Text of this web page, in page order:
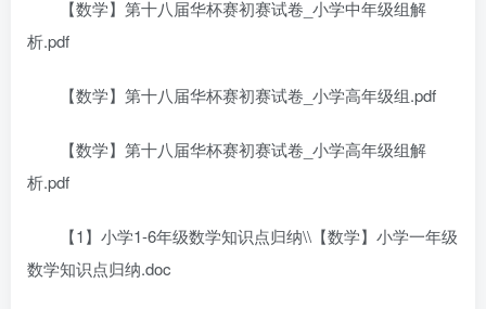
【数学】第十八届华杯赛初赛试卷_小学中年级组解
析.pdf
【数学】第十八届华杯赛初赛试卷_小学高年级组.pdf
【数学】第十八届华杯赛初赛试卷_小学高年级组解
析.pdf
【1】小学1-6年级数学知识点归纳\\【数学】小学一年级
数学知识点归纳.doc